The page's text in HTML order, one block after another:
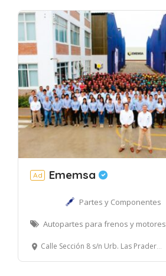
Ad Ememsa
Partes y Componentes
Autopartes para frenos y motores
Calle Sección 8 s/n Urb. Las Praderas de Lurín, Lurín, Lima – Perú.